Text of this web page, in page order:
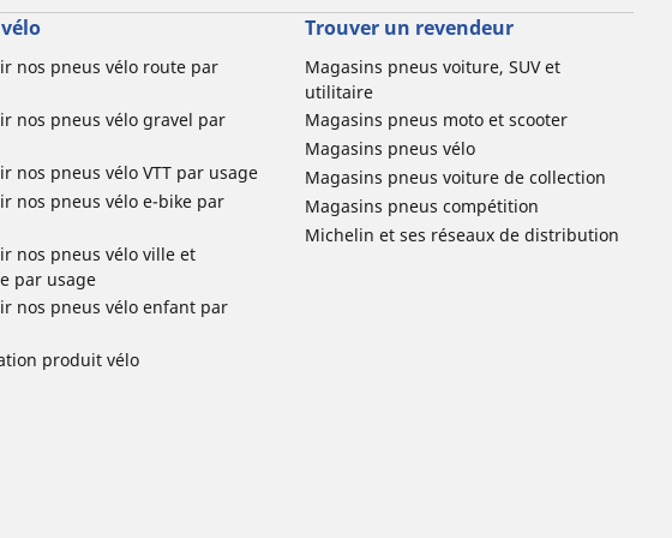
nos pneus vélo route par
nos pneus vélo gravel par
nos pneus vélo VTT par usage
nos pneus vélo e-bike par
nos pneus vélo ville et
par usage
nos pneus vélo enfant par
produit vélo
Trouver un revendeur
Magasins pneus voiture, SUV et
utilitaire
Magasins pneus moto et scooter
Magasins pneus vélo
Magasins pneus voiture de collection
Magasins pneus compétition
Michelin et ses réseaux de distribution